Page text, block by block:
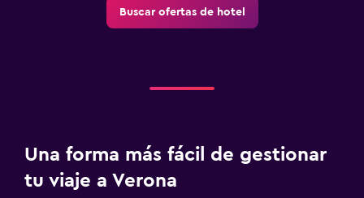
Escritorio
Buscar ofertas de hotel
Una forma más fácil de gestionar
tu viaje a Verona